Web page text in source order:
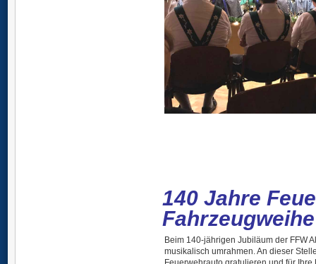
140 Jahre
Beim 140-jährigen Jubiläum der FFW
musikalisch umrahmen. An dieser